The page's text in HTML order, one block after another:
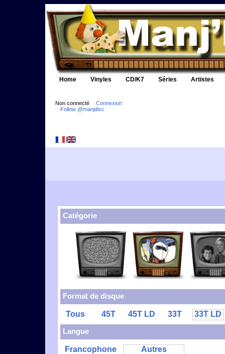
Home Vinyles CD/K7 Séries Artistes
Non connecté
Connexion
Follow @manjdisc
Catégorie
Format de disque
Tous 45T 45T LD 33T
33T LD
Langue
Francophone
Autres